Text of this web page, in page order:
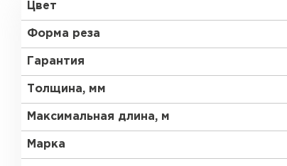
Цвет
Форма реза
Гарантия
Толщина, мм
Максимальная длина, м
Марка